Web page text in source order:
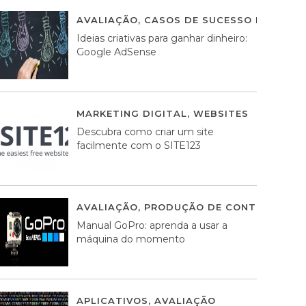
AVALIAÇÃO, CASOS DE SUCESSO DE
Ideias criativas para ganhar dinheiro:
Google AdSense
MARKETING DIGITAL, WEBSITES
Descubra como criar um site
facilmente com o SITE123
AVALIAÇÃO, PRODUÇÃO DE CONTEÚDOS
Manual GoPro: aprenda a usar a
máquina do momento
APLICATIVOS, AVALIAÇÃO